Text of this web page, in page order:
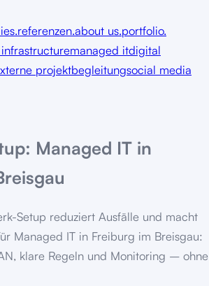
referenzen.about us.portfolio.
managed itdigital
projektbegleitungsocial media
Managed IT in
Setup reduziert Ausfälle und macht
Managed IT in Freiburg im Breisgau:
klare Regeln und Monitoring – ohne